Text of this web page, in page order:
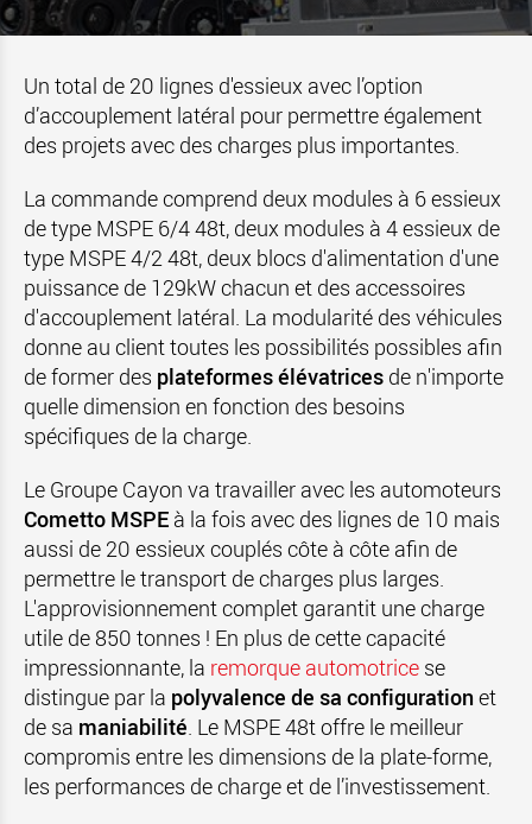
Un total de 20 lignes d'essieux avec l’option
d’accouplement latéral pour permettre également
des projets avec des charges plus importantes.
La commande comprend deux modules à 6 essieux
de type MSPE 6/4 48t, deux modules à 4 essieux de
type MSPE 4/2 48t, deux blocs d'alimentation d'une
puissance de 129kW chacun et des accessoires
d'accouplement latéral. La modularité des véhicules
donne au client toutes les possibilités possibles afin
de former des plateformes élévatrices de n'importe
quelle dimension en fonction des besoins
spécifiques de la charge.
Le Groupe Cayon va travailler avec les automoteurs
Cometto MSPE à la fois avec des lignes de 10 mais
aussi de 20 essieux couplés côte à côte afin de
permettre le transport de charges plus larges.
L'approvisionnement complet garantit une charge
utile de 850 tonnes ! En plus de cette capacité
impressionnante, la remorque automotrice se
distingue par la polyvalence de sa configuration et
de sa maniabilité. Le MSPE 48t offre le meilleur
compromis entre les dimensions de la plate-forme,
les performances de charge et de l’investissement.